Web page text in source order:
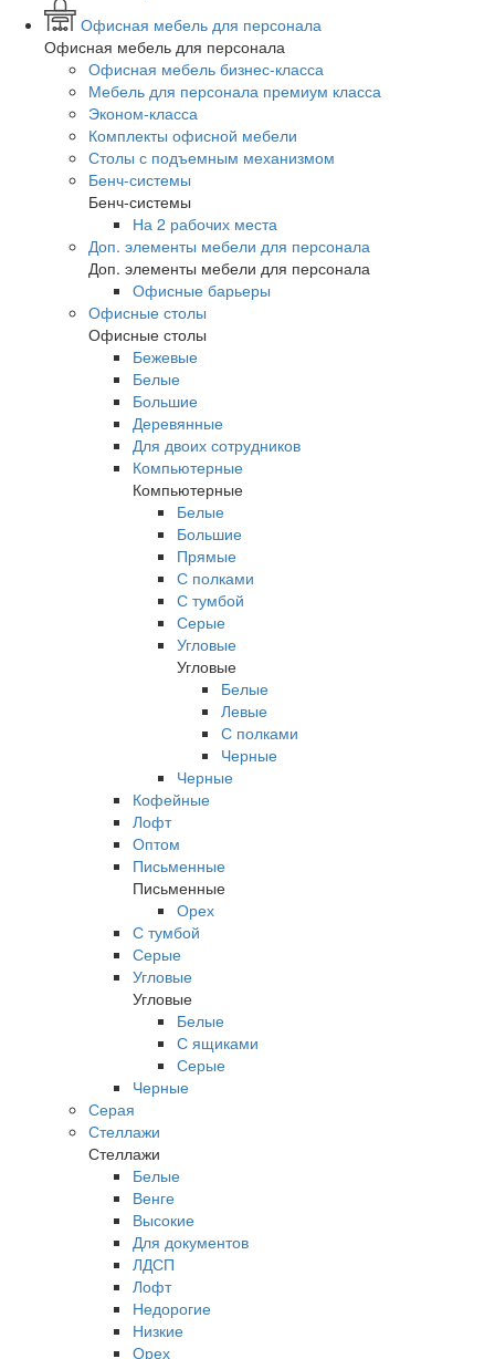
Офисная мебель для персонала
Офисная мебель для персонала
Офисная мебель бизнес-класса
Мебель для персонала премиум класса
Эконом-класса
Комплекты офисной мебели
Столы с подъемным механизмом
Бенч-системы
Бенч-системы
На 2 рабочих места
Доп. элементы мебели для персонала
Доп. элементы мебели для персонала
Офисные барьеры
Офисные столы
Офисные столы
Бежевые
Белые
Большие
Деревянные
Для двоих сотрудников
Компьютерные
Компьютерные
Белые
Большие
Прямые
С полками
С тумбой
Серые
Угловые
Угловые
Белые
Левые
С полками
Черные
Черные
Кофейные
Лофт
Оптом
Письменные
Письменные
Орех
С тумбой
Серые
Угловые
Угловые
Белые
С ящиками
Серые
Черные
Серая
Стеллажи
Стеллажи
Белые
Венге
Высокие
Для документов
ЛДСП
Лофт
Недорогие
Низкие
Орех